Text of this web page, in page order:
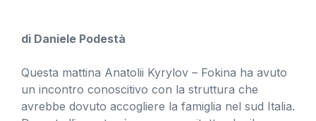
di Daniele Podestà
Questa mattina Anatolii Kyrylov – Fokina ha avuto
un incontro conoscitivo con la struttura che
avrebbe dovuto accogliere la famiglia nel sud Italia.